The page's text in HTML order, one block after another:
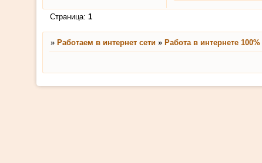
Страница: 1
» Работаем в интернет сети » Работа в интернете 100%